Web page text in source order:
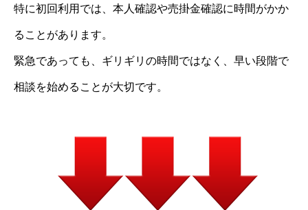
特に初回利用では、本人確認や売掛金確認に時間がかか
ることがあります。
緊急であっても、ギリギリの時間ではなく、早い段階で
相談を始めることが大切です。